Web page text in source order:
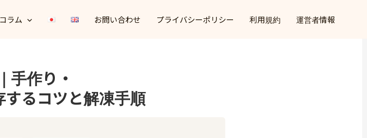
コラム お問い合わせ プライバシーポリシー 利用規約 運営者情報
手作り・
るコツと解凍手順